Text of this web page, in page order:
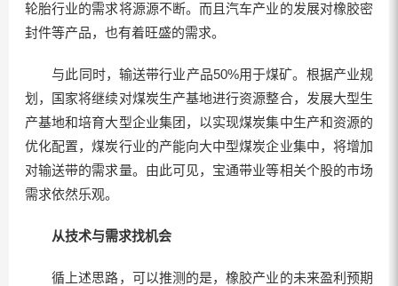
轮胎行业的需求将源源不断。而且汽车产业的发展对橡胶密
封件等产品，也有着旺盛的需求。
与此同时，输送带行业产品50%用于煤矿。根据产业规
划，国家将继续对煤炭生产基地进行资源整合，发展大型生
产基地和培育大型企业集团，以实现煤炭集中生产和资源的
优化配置，煤炭行业的产能向大中型煤炭企业集中，将增加
对输送带的需求量。由此可见，宝通带业等相关个股的市场
需求依然乐观。
从技术与需求找机会
循上述思路，可以推测的是，橡胶产业的未来盈利预期